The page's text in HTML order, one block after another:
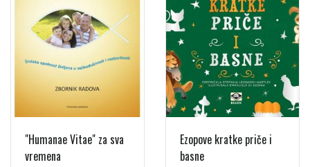
"Humanae Vitae" za sva
vremena
Ezopove kratke priče i
basne